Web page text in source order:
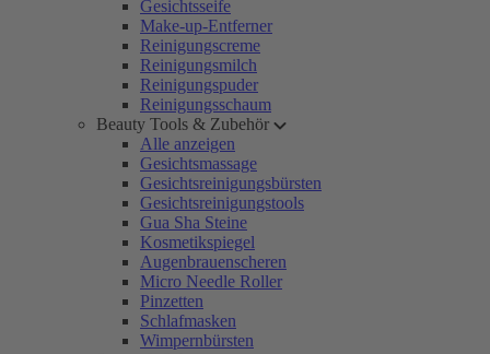
Gesichtsseife
Make-up-Entferner
Reinigungscreme
Reinigungsmilch
Reinigungspuder
Reinigungsschaum
Beauty Tools & Zubehör
Alle anzeigen
Gesichtsmassage
Gesichtsreinigungsbürsten
Gesichtsreinigungstools
Gua Sha Steine
Kosmetikspiegel
Augenbrauenscheren
Micro Needle Roller
Pinzetten
Schlafmasken
Wimpernbürsten